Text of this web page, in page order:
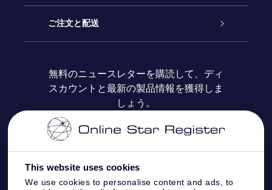
This website uses cookies
We use cookies to personalise content and ads, to
ブログ
レビュー
OSRギフトパック
OSR ギフトカード
法人ギフト
星の登録
カスタマイズされたStar Page
One Million Stars
OSR Starsaver
ご注文と配送
お支払いに関する情報
配送に関する情報
返品ポリシ
無料のニュースレターを購読して、ディ
スカウントと最新の製品情報を獲得しま
しょう。